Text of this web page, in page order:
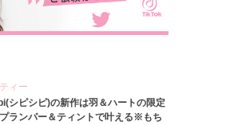
ィー
シピシピ)の新作は羽＆ハートの限定
ランパー＆ティントで叶える※もち